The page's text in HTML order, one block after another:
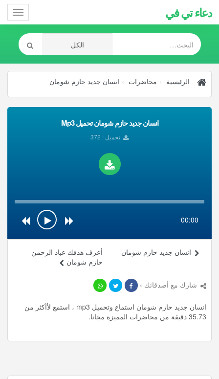
دعاء تي في
الرئيسية محاضرات انسان جديد حازم شومان
انسان جديد حازم شومان تحميل Mp3
تحميل : 372
00:00
أعرف هدفك عباد الرحمن
حازم شومان
انسان جديد حازم شومان
شارك مع أصدقائك ›
انسان جديد حازم شومان استماع وتحميل mp3 ، استمع لأأكثر من
35.73 دقيقة من محاضرات المميزة مجانا.